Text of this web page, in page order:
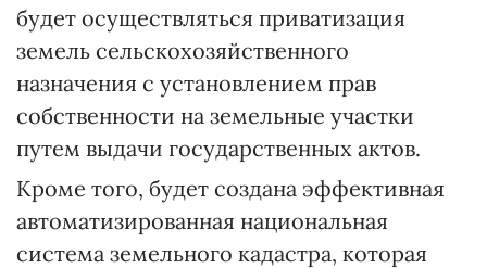
будет осуществляться приватизация
земель сельскохозяйственного
назначения с установлением прав
собственности на земельные участки
путем выдачи государственных актов.
Кроме того, будет создана эффективная
автоматизированная национальная
система земельного кадастра, которая